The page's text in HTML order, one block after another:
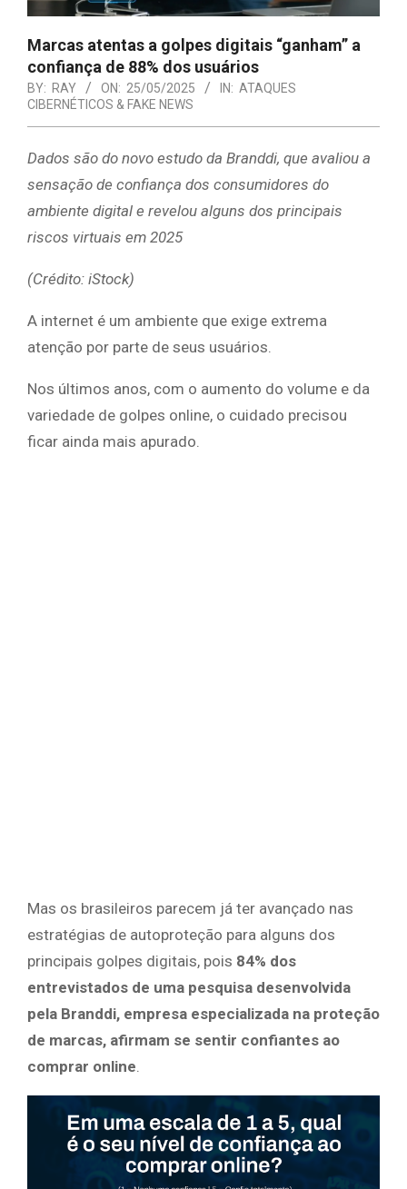
Marcas atentas a golpes digitais “ganham” a
confiança de 88% dos usuários
BY: RAY ON: 25/05/2025 IN: ATAQUES
CIBERNÉTICOS & FAKE NEWS
Dados são do novo estudo da Branddi, que avaliou a
sensação de confiança dos consumidores do
ambiente digital e revelou alguns dos principais
riscos virtuais em 2025
(Crédito: iStock)
A internet é um ambiente que exige extrema
atenção por parte de seus usuários.
Nos últimos anos, com o aumento do volume e da
variedade de golpes online, o cuidado precisou
ficar ainda mais apurado.
Mas os brasileiros parecem já ter avançado nas
estratégias de autoproteção para alguns dos
principais golpes digitais, pois 84% dos
entrevistados de uma pesquisa desenvolvida
pela Branddi, empresa especializada na proteção
de marcas, afirmam se sentir confiantes ao
comprar online